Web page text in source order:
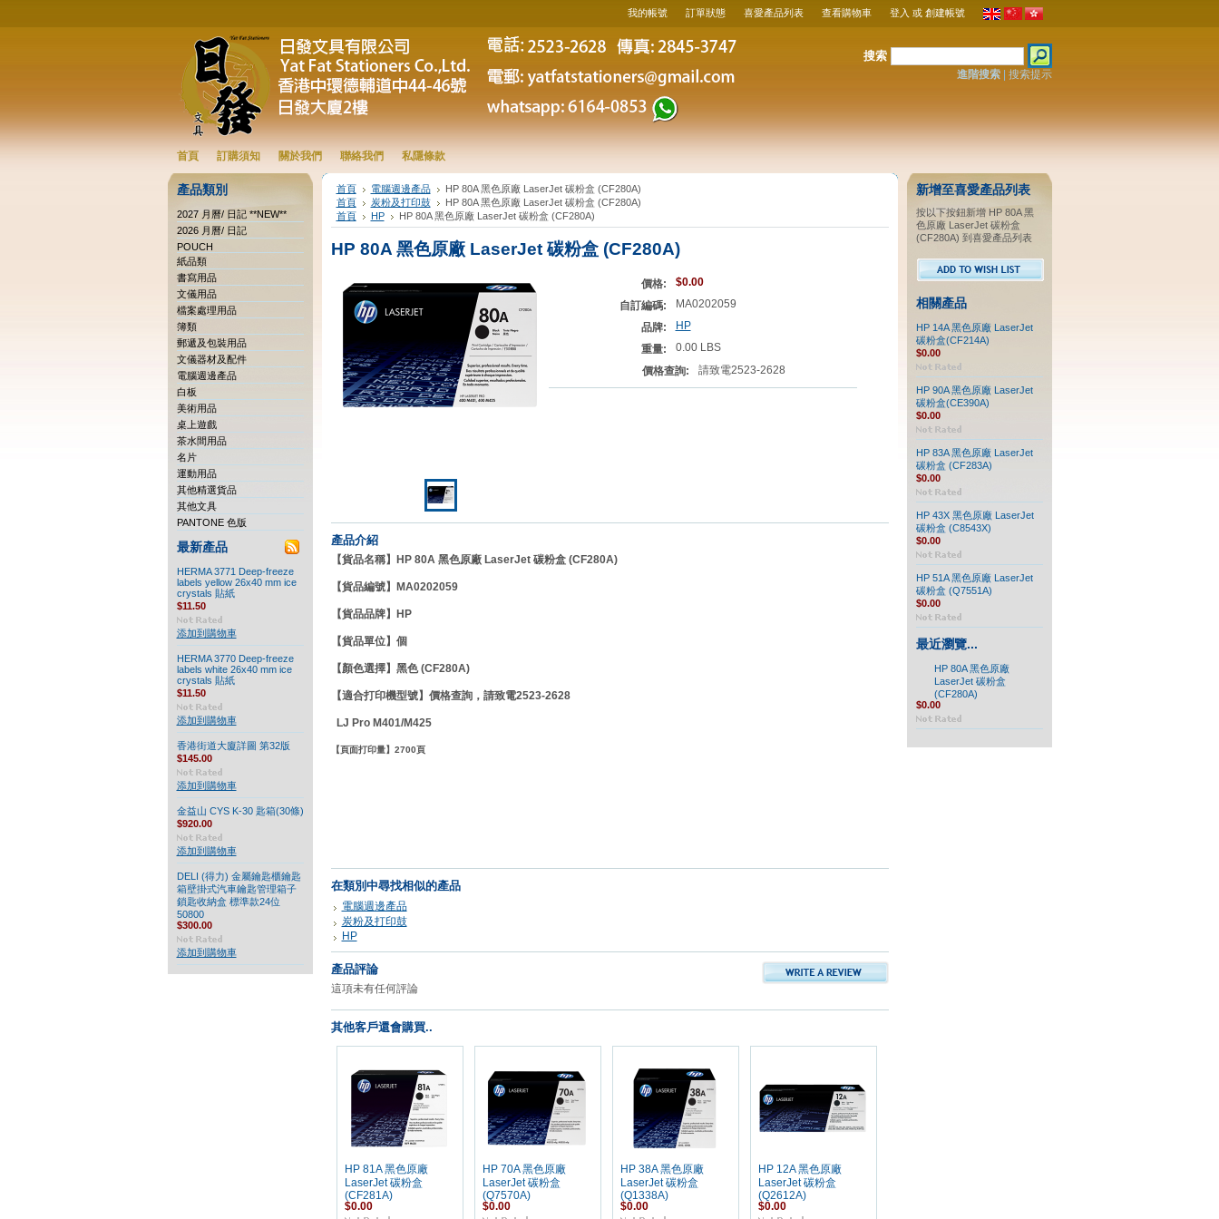
我的帳號 訂單狀態 喜愛產品列表 查看購物車 登入 或 創建帳號
搜索
進階搜索| 搜索提示
首頁 訂購須知 關於我們 聯絡我們 私隱條款
產品類別
2027 月曆/ 日記 **NEW**
2026 月曆/ 日記
POUCH
紙品類
書寫用品
文儀用品
檔案處理用品
簿類
郵遞及包裝用品
文儀器材及配件
電腦週邊產品
白板
美術用品
桌上遊戲
茶水間用品
名片
運動用品
其他精選貨品
其他文具
PANTONE 色版
最新產品
HERMA 3771 Deep-freeze
labels yellow 26x40 mm ice
crystals 貼紙
$11.50
添加到購物車
HERMA 3770 Deep-freeze
labels white 26x40 mm ice
crystals 貼紙
$11.50
添加到購物車
香港街道大廈詳圖 第32版
$145.00
添加到購物車
金益山 CYS K-30 匙箱(30條)
$920.00
添加到購物車
DELI (得力) 金屬鑰匙櫃鑰匙
箱壁掛式汽車鑰匙管理箱子
鎖匙收納盒 標準款24位
50800
$300.00
添加到購物車
首頁 電腦週邊產品
HP 80A 黑色原廠 LaserJet 碳粉盒 (CF280A)
首頁
炭粉及打印鼓
HP 80A 黑色原廠 LaserJet 碳粉盒 (CF280A)
首頁
HP HP 80A 黑色原廠 LaserJet 碳粉盒 (CF280A)
HP 80A 黑色原廠 LaserJet 碳粉盒 (CF280A)
價格:
$0.00
自訂編碼:
MA0202059
品牌:
HP
重量:
0.00 LBS
價格查詢:
請致電2523-2628
產品介紹
【貨品名稱】HP 80A 黑色原廠 LaserJet 碳粉盒 (CF280A)
【貨品編號】MA0202059
【貨品品牌】 HP
【貨品單位】個
【顏色選擇】 黑色 (CF280A)
【適合打印機型號】價格查詢，請致電2523-2628
LJ Pro M401/M425
【頁面打印量】2700頁
在類別中尋找相似的產品
電腦週邊產品
炭粉及打印鼓
HP
產品評論
這項未有任何評論
其他客戶還會購買..
HP 81A 黑色原廠
LaserJet 碳粉盒
(CF281A)
$0.00
HP 70A 黑色原廠
LaserJet 碳粉盒
(Q7570A)
$0.00
HP 38A 黑色原廠
LaserJet 碳粉盒
(Q1338A)
$0.00
HP 12A 黑色原廠
LaserJet 碳粉盒
(Q2612A)
$0.00
新增至喜愛產品列表
按以下按鈕新增 HP 80A 黑
色原廠 LaserJet 碳粉盒
(CF280A) 到喜愛產品列表
相關產品
HP 14A 黑色原廠 LaserJet
碳粉盒(CF214A)
$0.00
HP 90A 黑色原廠 LaserJet
碳粉盒(CE390A)
$0.00
HP 83A 黑色原廠 LaserJet
碳粉盒 (CF283A)
$0.00
HP 43X 黑色原廠 LaserJet
碳粉盒 (C8543X)
$0.00
HP 51A 黑色原廠 LaserJet
碳粉盒 (Q7551A)
$0.00
最近瀏覽...
HP 80A 黑色原廠
LaserJet 碳粉盒
(CF280A)
$0.00